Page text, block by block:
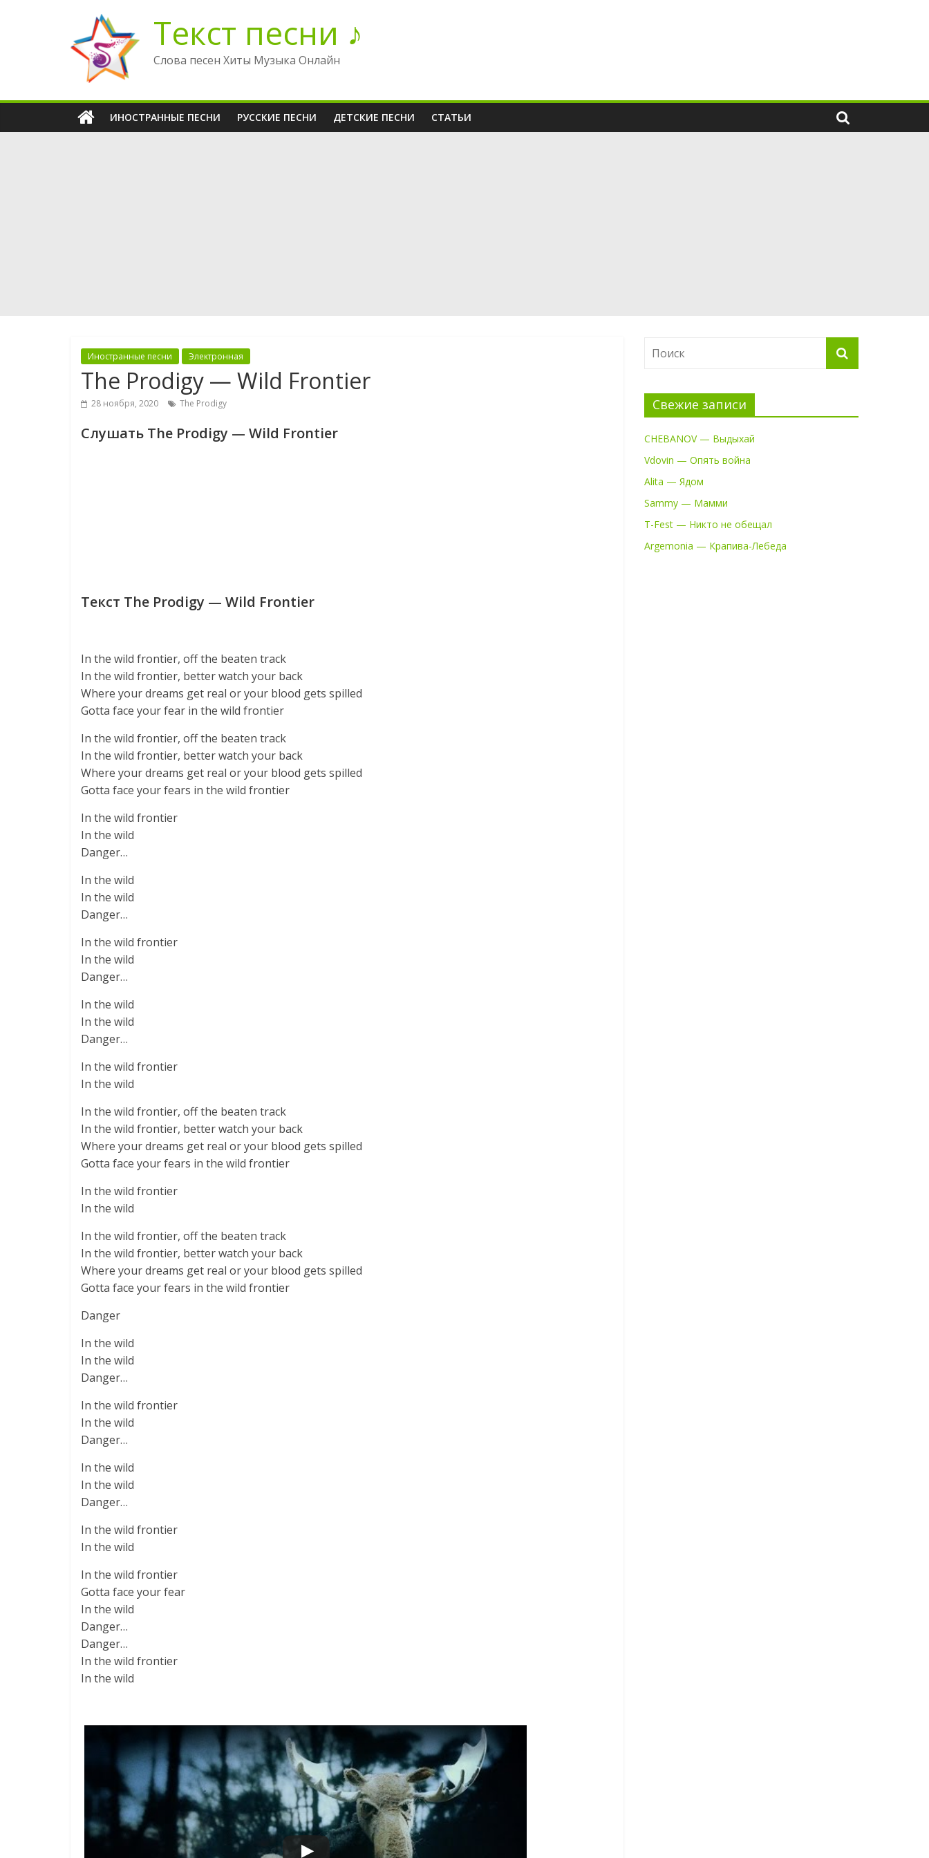
содержимому
Текст песни ♪
Слова песен Хиты Музыка Онлайн
ИНОСТРАННЫЕ ПЕСНИ РУССКИЕ ПЕСНИ ДЕТСКИЕ ПЕСНИ СТАТЬИ
Иностранные песни Электронная
The Prodigy — Wild Frontier
28 ноября, 2020 The Prodigy
Слушать The Prodigy — Wild Frontier
Текст The Prodigy — Wild Frontier
In the wild frontier, off the beaten track
In the wild frontier, better watch your back
Where your dreams get real or your blood gets spilled
Gotta face your fear in the wild frontier
In the wild frontier, off the beaten track
In the wild frontier, better watch your back
Where your dreams get real or your blood gets spilled
Gotta face your fears in the wild frontier
In the wild frontier
In the wild
Danger…
In the wild
In the wild
Danger…
In the wild frontier
In the wild
Danger…
In the wild
In the wild
Danger…
In the wild frontier
In the wild
In the wild frontier, off the beaten track
In the wild frontier, better watch your back
Where your dreams get real or your blood gets spilled
Gotta face your fears in the wild frontier
In the wild frontier
In the wild
In the wild frontier, off the beaten track
In the wild frontier, better watch your back
Where your dreams get real or your blood gets spilled
Gotta face your fears in the wild frontier
Danger
In the wild
In the wild
Danger…
In the wild frontier
In the wild
Danger…
In the wild
In the wild
Danger…
In the wild frontier
In the wild
In the wild frontier
Gotta face your fear
In the wild
Danger…
Danger…
In the wild frontier
In the wild
Свежие записи
CHEBANOV — Выдыхай
Vdovin — Опять война
Alita — Ядом
Sammy — Мамми
T-Fest — Никто не обещал
Argemonia — Крапива-Лебеда